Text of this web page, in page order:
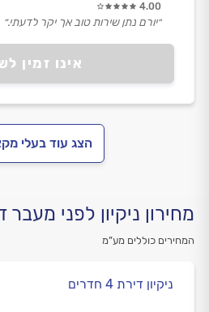
אינו זמין
4.00
״יורם נתן שירות טוב אך יקר לדעתי.״
הצג עוד בעלי
מחירון ניקיון לפני מעבר
המחירים כוללים מע”מ
ניקיון דירת 4 חדרים